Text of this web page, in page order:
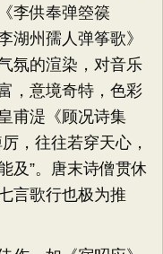
李供奉弹箜篌
湖州孺人弹筝歌》
氛的渲染，对音乐
，意境奇特，色彩
甫湜《顾况诗集
，往往若穿天心，
及”。唐末诗僧贯休
言歌行也极为推